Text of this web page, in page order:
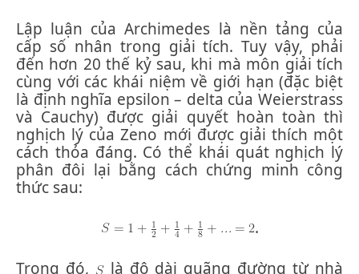
Lập luận của Archimedes là nền tảng của
cấp số nhân trong giải tích. Tuy vậy, phải
đến hơn 20 thế kỷ sau, khi mà môn giải tích
cùng với các khái niệm về giới hạn (đặc biệt
là định nghĩa epsilon – delta của Weierstrass
và Cauchy) được giải quyết hoàn toàn thì
nghịch lý của Zeno mới được giải thích một
cách thỏa đáng. Có thể khái quát nghịch lý
phân đôi lại bằng cách chứng minh công
thức sau:
.
Trong đó,
là độ dài quãng đường từ nhà